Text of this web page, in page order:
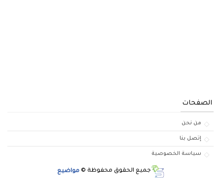
الصفحات
من نحن
إتصل بنا
سياسة الخصوصية
جميع الحقوق محفوظة © مواضيع